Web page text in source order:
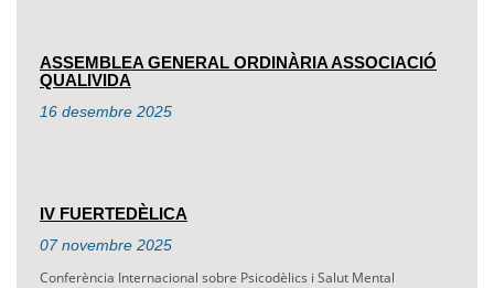
ASSEMBLEA GENERAL ORDINÀRIA ASSOCIACIÓ
QUALIVIDA
16 desembre 2025
IV FUERTEDÈLICA
07 novembre 2025
Conferència Internacional sobre Psicodèlics i Salut Mental